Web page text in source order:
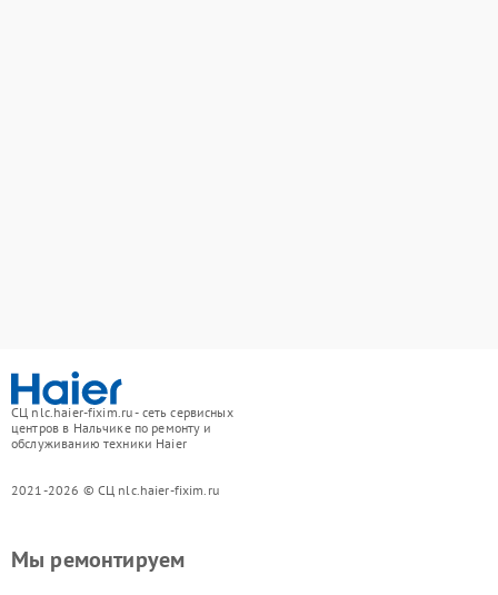
СЦ nlc.haier-fixim.ru - сеть сервисных
центров в Нальчике по ремонту и
обслуживанию техники Haier
2021-2026 © СЦ nlc.haier-fixim.ru
Мы ремонтируем